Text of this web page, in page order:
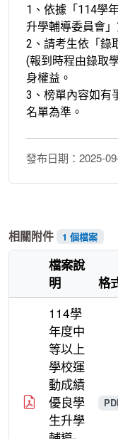
114學年度中等
1、依據「114學
升學輔導委員會
2、請考生依「錄
(報到時程由錄取
身權益。
3、榜單內容如有
名單為準。
發布日期： 2025-
相關附件 1 個檔案
檔案類型圖示
檔案說
明
格
114學
年度中
等以上
學校運
動成績
優良學
生升學